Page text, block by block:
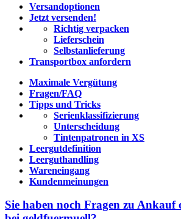
Versandoptionen
Jetzt versenden!
Richtig verpacken
Lieferschein
Selbstanlieferung
Transportbox anfordern
Maximale Vergütung
Fragen/FAQ
Tipps und Tricks
Serienklassifizierung
Unterscheidung
Tintenpatronen in XS
Leergutdefinition
Leerguthandling
Wareneingang
Kundenmeinungen
Sie haben noch Fragen zu Ankauf